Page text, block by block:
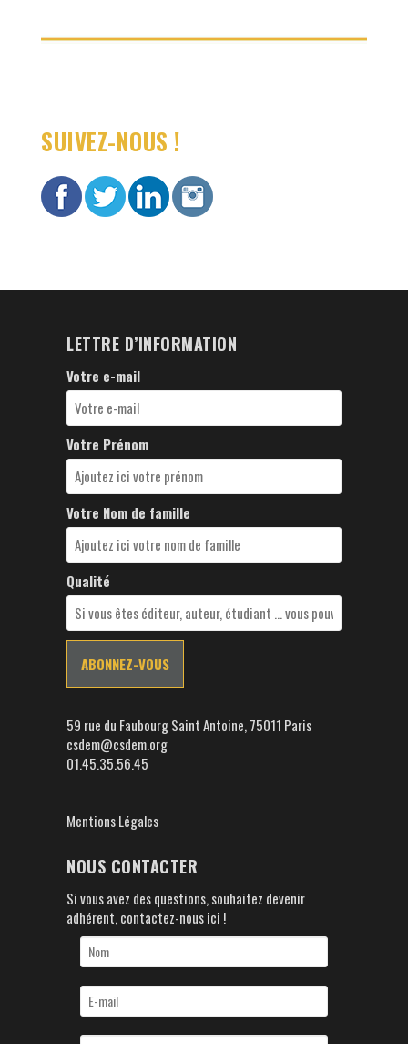
SUIVEZ-NOUS !
LETTRE D’INFORMATION
Votre e-mail
Votre Prénom
Votre Nom de famille
Qualité
59 rue du Faubourg Saint Antoine, 75011 Paris
csdem@csdem.org
01.45.35.56.45
Mentions Légales
NOUS CONTACTER
Si vous avez des questions, souhaitez devenir
adhérent, contactez-nous ici !